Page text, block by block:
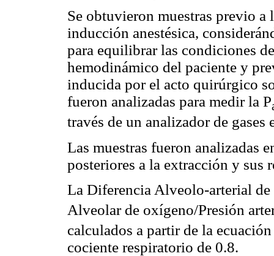
Se obtuvieron muestras previo
inducción anestésica,
para equilibrar las condiciones
hemodinámico del paciente y
inducida por el acto quirúrgico
fueron analizadas para medir la P
través de un analizador de
Las muestras fueron analizadas
posteriores a la extracción y sus
La Diferencia Alveolo-arterial
Alveolar de oxígeno/Presión
calculados a partir de la
cociente respiratorio de 0.8.